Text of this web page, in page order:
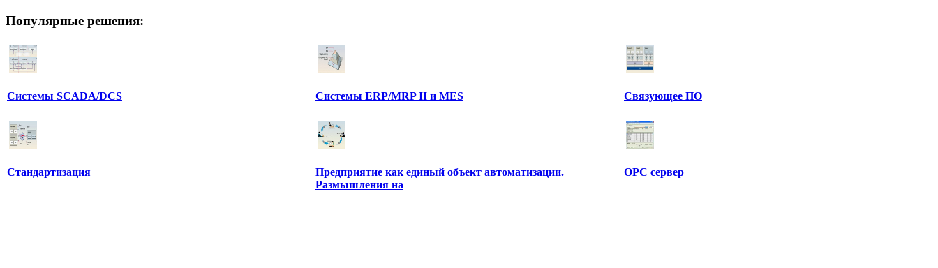
Популярные решения:
Системы SCADA/DCS Системы ERP/MRP II и MES Связующее ПО
Стандартизация
Предприятие как единый объект автоматизации.
Размышления на
OPC сервер